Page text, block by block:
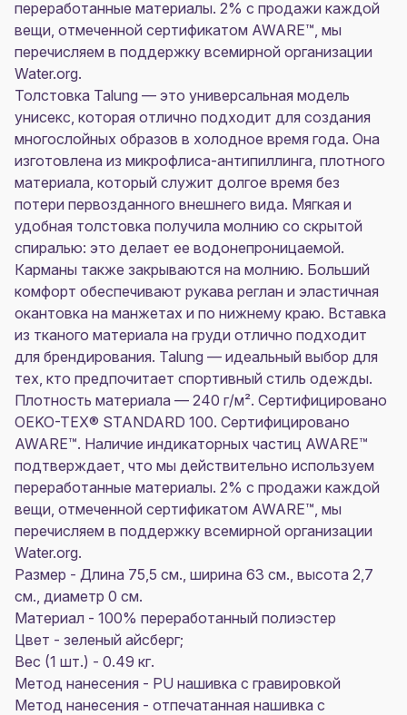
переработанные материалы. 2% с продажи каждой
вещи, отмеченной сертификатом AWARE™, мы
перечисляем в поддержку всемирной организации
Water.org.
Толстовка Talung — это универсальная модель
унисекс, которая отлично подходит для создания
многослойных образов в холодное время года. Она
изготовлена из микрофлиса-антипиллинга, плотного
материала, который служит долгое время без
потери первозданного внешнего вида. Мягкая и
удобная толстовка получила молнию со скрытой
спиралью: это делает ее водонепроницаемой.
Карманы также закрываются на молнию. Больший
комфорт обеспечивают рукава реглан и эластичная
окантовка на манжетах и по нижнему краю. Вставка
из тканого материала на груди отлично подходит
для брендирования. Talung — идеальный выбор для
тех, кто предпочитает спортивный стиль одежды.
Плотность материала — 240 г/м². Сертифицировано
OEKO-TEX® STANDARD 100. Сертифицировано
AWARE™. Наличие индикаторных частиц AWARE™
подтверждает, что мы действительно используем
переработанные материалы. 2% с продажи каждой
вещи, отмеченной сертификатом AWARE™, мы
перечисляем в поддержку всемирной организации
Water.org.
Размер - Длина 75,5 см., ширина 63 см., высота 2,7
см., диаметр 0 см.
Материал - 100% переработанный полиэстер
Цвет - зеленый айсберг;
Вес (1 шт.) - 0.49 кг.
Метод нанесения - PU нашивка с гравировкой
Метод нанесения - отпечатанная нашивка с